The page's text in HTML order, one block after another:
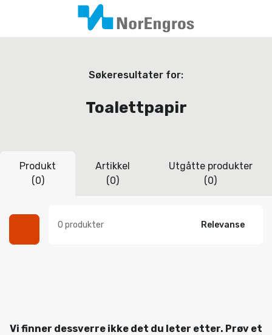
Søkeresultater for:
Toalettpapir
Produkt
(0)
Artikkel
(0)
Utgåtte produkter
(0)
0 produkter Relevanse
Vi finner dessverre ikke det du leter etter. Prøv et